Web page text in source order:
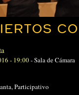
- 19:00-Sala de Cámara
,Participativo